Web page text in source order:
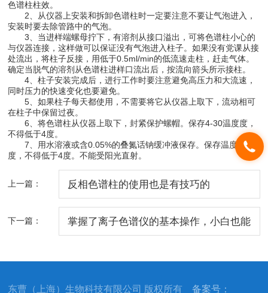
色谱柱柱效。
2、从仪器上安装和拆卸色谱柱时一定要注意不要让气泡进入，
安装时要去除管路中的气泡。
3、当进样端螺母拧下，有溶剂从接口溢出，可将色谱柱小心的
与仪器连接，这样做可以保证没有气泡进入柱子。如果没有党课从接
处流出，将柱子反接，用低于0.5ml/min的低流速走柱，赶走气体。
确定当脱气的溶剂从色谱柱进样口流出后，按流向箭头所示接柱。
4、柱子安装完成后，进行工作时要注意避免高压力和大流速，
同时压力的快速变化也要避免。
5、如果柱子每天都使用，不需要将它从仪器上取下，流动相可
在柱子中保留过夜。
6、将色谱柱从仪器上取下，封紧保护螺帽。保存4-30温度度，
不得低于4度。
7、用水溶液或含0.05%的叠氮话钠缓冲液保存。保存温度4-30
度，不得低于4度。不能受阳光直射。
上一篇： 反相色谱柱的使用也是有技巧的
下一篇： 掌握了离子色谱仪的基本操作，小白也能
东曹（上海）生物科技有限公司 版权所有备案号：